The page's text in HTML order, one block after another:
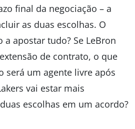
final da negociação – a
as duas escolhas. O
a apostar tudo? Se LeBron
de contrato, o que
será um agente livre após
vai estar mais
escolhas em um acordo?